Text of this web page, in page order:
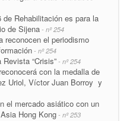
Rehabilitación es para la
de Sijena - nº 254
reconocen el periodismo
- nº 254
“Crisis” - nº 254
con la medalla de
Uriol, Víctor Juan Borroy y
el mercado asiático con un
Hong Kong - nº 253